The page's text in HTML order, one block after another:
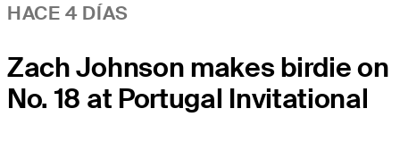
HACE 4 DÍAS
Zach Johnson makes birdie on
No. 18 at Portugal Invitational